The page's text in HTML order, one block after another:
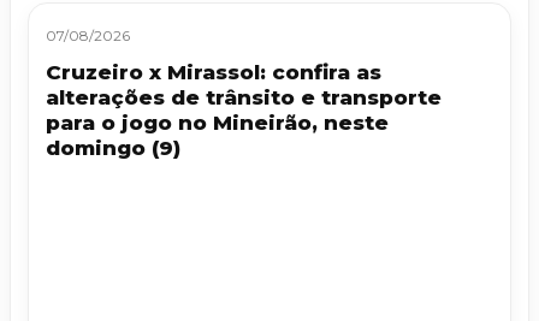
07/08/2026
Cruzeiro x Mirassol: confira as
alterações de trânsito e transporte
para o jogo no Mineirão, neste
domingo (9)